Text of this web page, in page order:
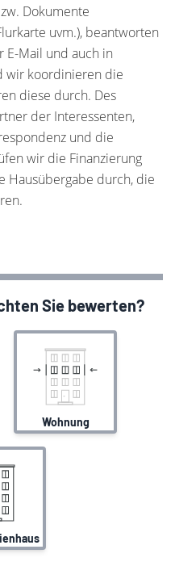
Dokumente
uvm.), beantworten
E-Mail und auch in
wir koordinieren die
diese durch. Des
der Interessenten,
und die
wir die Finanzierung
Hausübergabe durch, die